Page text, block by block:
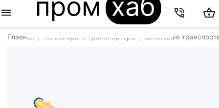
Главная / Конвейеры и транспортеры / Шнековые